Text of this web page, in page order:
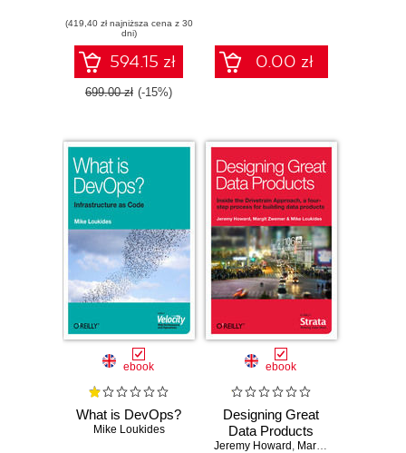
(419,40 zł najniższa cena z 30
dni)
594.15 zł
699.00 zł (-15%)
0.00 zł
ebook
What is DevOps?
Mike Loukides
ebook
Designing Great
Data Products
Jeremy Howard , Margit Zwemer